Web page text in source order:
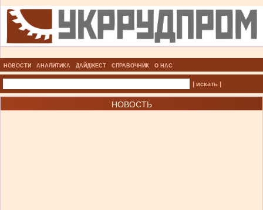
НОВОСТИ АНАЛИТИКА ДАЙДЖЕСТ СПРАВОЧНИК О НАС
| искать |
НОВОСТЬ